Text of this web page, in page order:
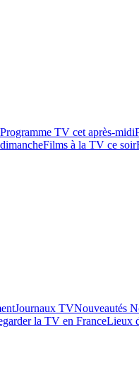
Programme TV cet après-midi
Films à la TV ce soir
Journaux TVNouveautés
la TV en FranceLieux